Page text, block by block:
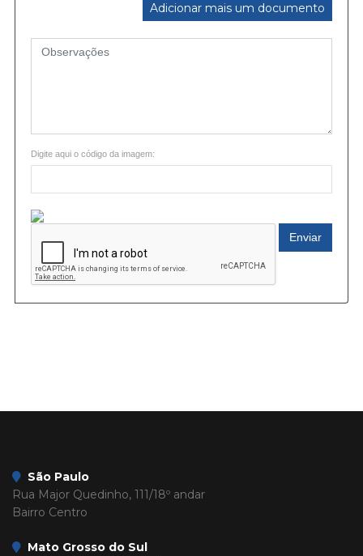
Adicionar mais um documento
Digite aqui o código da imagem:
Enviar
São Paulo
Rua Major Quedinho, 111/18º andar
Bairro Centro
Mato Grosso do Sul